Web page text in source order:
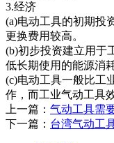
3.经济
(a)电动工具的初期投
更换费用较高。
(b)初步投资建立用于
低长期使用的能源消
(c)电动工具一般比工
作，而工业气动工具
上一篇： 气动工具需
下一篇： 台湾气动工